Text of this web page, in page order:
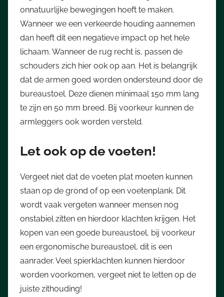
onnatuurlijke bewegingen hoeft te maken.
Wanneer we een verkeerde houding aannemen
dan heeft dit een negatieve impact op het hele
lichaam. Wanneer de rug recht is, passen de
schouders zich hier ook op aan. Het is belangrijk
dat de armen goed worden ondersteund door de
bureaustoel. Deze dienen minimaal 150 mm lang
te zijn en 50 mm breed. Bij voorkeur kunnen de
armleggers ook worden versteld.
Let ook op de voeten!
Vergeet niet dat de voeten plat moeten kunnen
staan op de grond of op een voetenplank. Dit
wordt vaak vergeten wanneer mensen nog
onstabiel zitten en hierdoor klachten krijgen. Het
kopen van een goede bureaustoel, bij voorkeur
een ergonomische bureaustoel, dit is een
aanrader. Veel spierklachten kunnen hierdoor
worden voorkomen, vergeet niet te letten op de
juiste zithouding!